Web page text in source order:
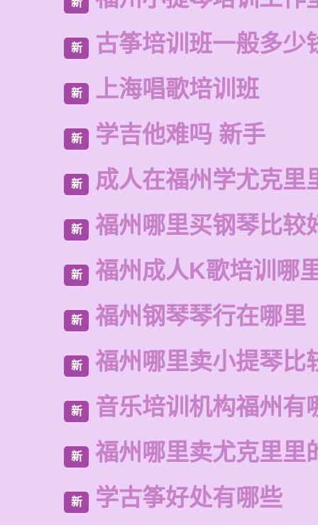
新
新 古筝培训班一般多少
新 上海唱歌培训班
新 学吉他难吗 新手
新 成人在福州学尤克里
新 福州哪里买钢琴比较
新 福州成人K歌培训哪
新 福州钢琴琴行在哪里
新 福州哪里卖小提琴比
新 音乐培训机构福州有
新 福州哪里卖尤克里里
新 学古筝好处有哪些